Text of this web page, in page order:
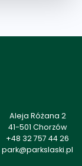
Aleja Różana 2
41-501 Chorzów
+48 32 757 44 26
park@parkslaski.pl